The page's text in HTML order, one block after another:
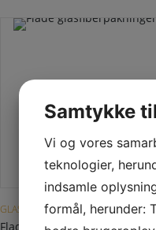
Dette vare har flere varianter. Mulighederne kan vælges på varesiden
GLASFIBERPAKNINGER
Flade glasfiberpakninger
Samtykke
Vi og vores
teknologier,
indsamle
formål, herunder: